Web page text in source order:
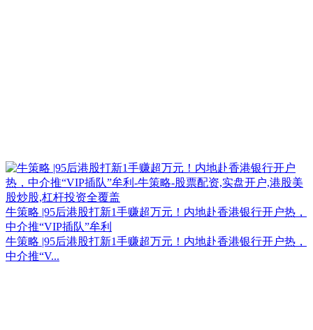
牛策略 |95后港股打新1手赚超万元！内地赴香港银行开户热，
中介推“VIP插队”牟利
牛策略 |95后港股打新1手赚超万元！内地赴香港银行开户热，
中介推“V...